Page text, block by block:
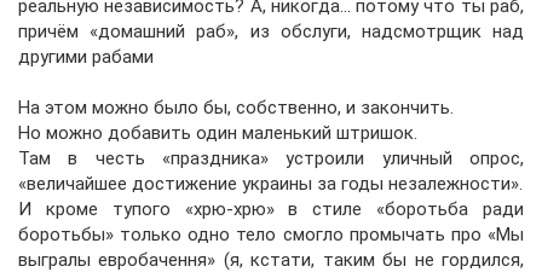
реальную независимость? А, никогда… потому что ты раб,
причём «домашний раб», из обслуги, надсмотрщик над
другими рабами
На этом можно было бы, собственно, и закончить.
Но можно добавить один маленький штришок.
Там в честь «праздника» устроили уличный опрос,
«величайшее достижение украины за годы незалежности».
И кроме тупого «хрю-хрю» в стиле «боротьба ради
боротьбы» только одно тело смогло промычать про «Мы
выгралы евробачення» (я, кстати, таким бы не гордился,